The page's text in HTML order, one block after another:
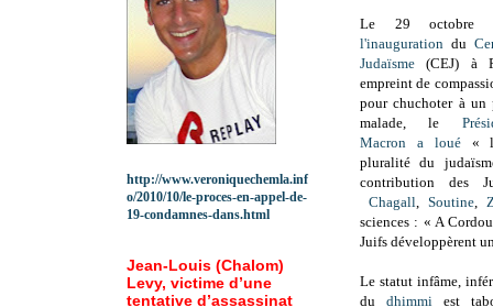
Le 29 octobre
l'inauguration du
Judaïsme (CEJ) à
empreint de
pour chuchoter à un
malade, le
Macron
a loué«
pluralité du
contribution des
Chagall, Soutine,
sciences : « A
Juifs développèrent
Le statut infâme,
du dhimmiest
http://www.veroniquechemla.inf
o/2010/10/le-proces-en-appel-de-
19-condamnes-dans.html
Jean-Louis (Chalom)
Levy, victime d’une
tentative d’assassinat